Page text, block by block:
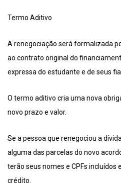
Termo Aditivo
A renegociação será formalizada
ao contrato original do
expressa do estudante e de seus
O termo aditivo cria uma nova
novo prazo e valor.
Se a pessoa que renegociou a
alguma das parcelas do novo
terão seus nomes e CPFs
crédito.